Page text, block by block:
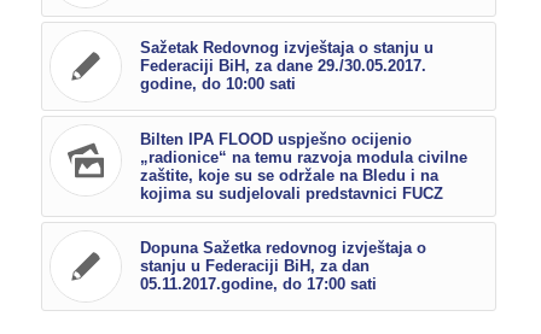
Sažetak Redovnog izvještaja o stanju u
Federaciji BiH, za dane 29./30.05.2017.
godine, do 10:00 sati
Bilten IPA FLOOD uspješno ocijenio
„radionice“ na temu razvoja modula civilne
zaštite, koje su se održale na Bledu i na
kojima su sudjelovali predstavnici FUCZ
Dopuna Sažetka redovnog izvještaja o
stanju u Federaciji BiH, za dan
05.11.2017.godine, do 17:00 sati